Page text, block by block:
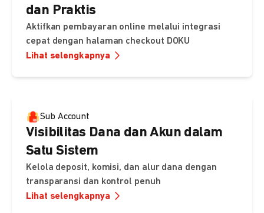
dan Praktis
Aktifkan pembayaran online melalui integrasi
cepat dengan halaman checkout DOKU
Lihat selengkapnya
Sub Account
Visibilitas Dana dan Akun dalam
Satu Sistem
Kelola deposit, komisi, dan alur dana dengan
transparansi dan kontrol penuh
Lihat selengkapnya